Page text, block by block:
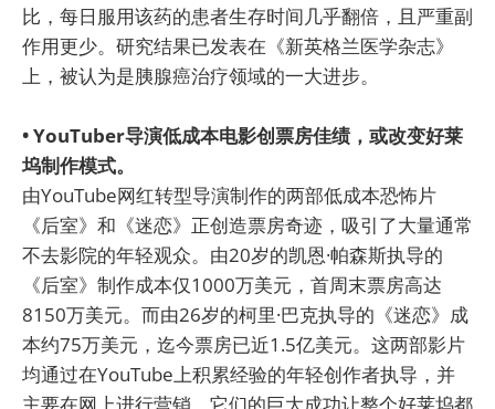
比，每日服用该药的患者生存时间几乎翻倍，且严重副
作用更少。研究结果已发表在《新英格兰医学杂志》
上，被认为是胰腺癌治疗领域的一大进步。
• YouTuber导演低成本电影创票房佳绩，或改变好莱
坞制作模式。
由YouTube网红转型导演制作的两部低成本恐怖片
《后室》和《迷恋》正创造票房奇迹，吸引了大量通常
不去影院的年轻观众。由20岁的凯恩·帕森斯执导的
《后室》制作成本仅1000万美元，首周末票房高达
8150万美元。而由26岁的柯里·巴克执导的《迷恋》成
本约75万美元，迄今票房已近1.5亿美元。这两部影片
均通过在YouTube上积累经验的年轻创作者执导，并
主要在网上进行营销。它们的巨大成功让整个好莱坞都